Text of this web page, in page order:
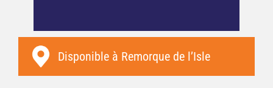
Disponible à Remorque de l’Isle